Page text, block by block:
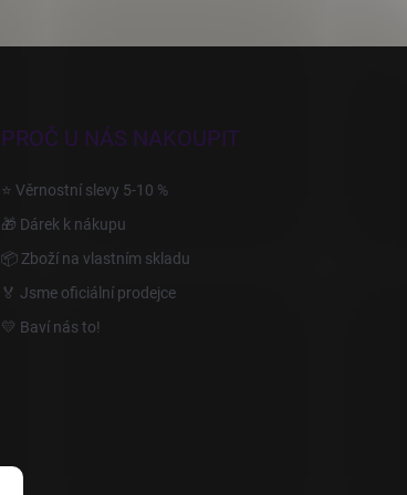
PROČ U NÁS NAKOUPIT
⭐ Věrnostní slevy 5-10 %
🎁 Dárek k nákupu
📦 Zboží na vlastním skladu
🏅 Jsme oficiální prodejce
💛 Baví nás to!